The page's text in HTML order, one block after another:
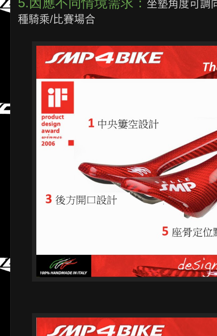
5.因應不同情境需求： 坐墊角度可調
種騎乘/比賽場合